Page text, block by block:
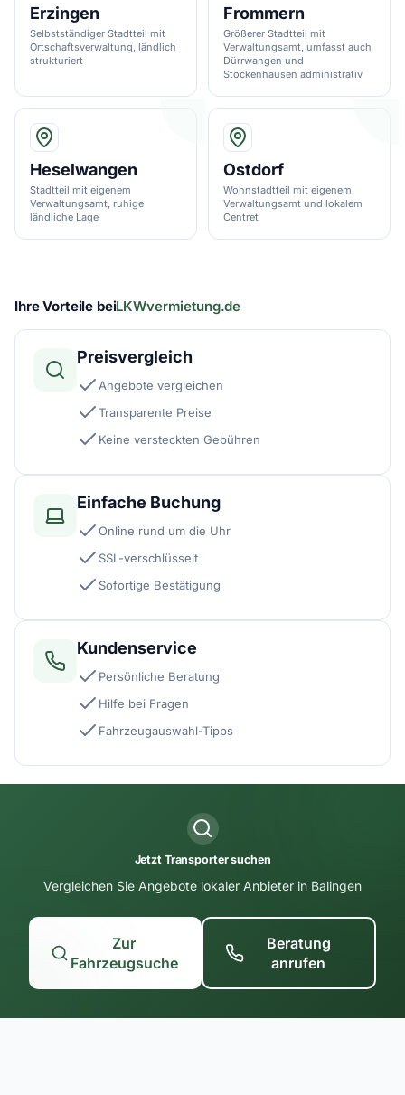
Erzingen
Selbstständiger Stadtteil mit
Ortschaftsverwaltung, ländlich
strukturiert
Frommern
Größerer Stadtteil mit
Verwaltungsamt, umfasst auch
Dürrwangen und
Stockenhausen administrativ
Heselwangen
Stadtteil mit eigenem
Verwaltungsamt, ruhige
ländliche Lage
Ostdorf
Wohnstadtteil mit eigenem
Verwaltungsamt und lokalem
Centret
Ihre Vorteile beiLKWvermietung.de
Preisvergleich
Angebote vergleichen
Transparente Preise
Keine versteckten Gebühren
Einfache Buchung
Online rund um die Uhr
SSL-verschlüsselt
Sofortige Bestätigung
Kundenservice
Persönliche Beratung
Hilfe bei Fragen
Fahrzeugauswahl-Tipps
Jetzt Transporter suchen
Vergleichen Sie Angebote lokaler Anbieter in Balingen
Zur
Fahrzeugsuche
Beratung
anrufen